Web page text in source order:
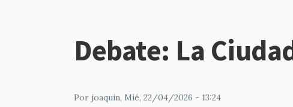
Debate: La
Por joaquin, Mié, 22/04/2026 - 13:24